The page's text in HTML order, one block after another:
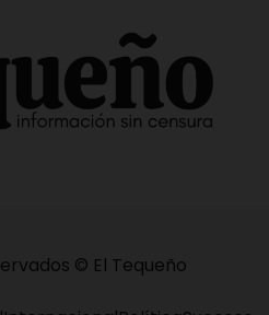
© El Tequeño